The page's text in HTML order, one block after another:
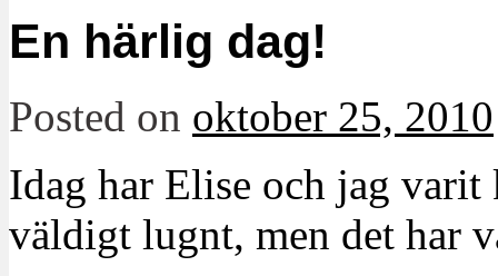
En härlig dag!
Posted on oktober 25, 2010
Idag har Elise och jag
väldigt lugnt, men det har